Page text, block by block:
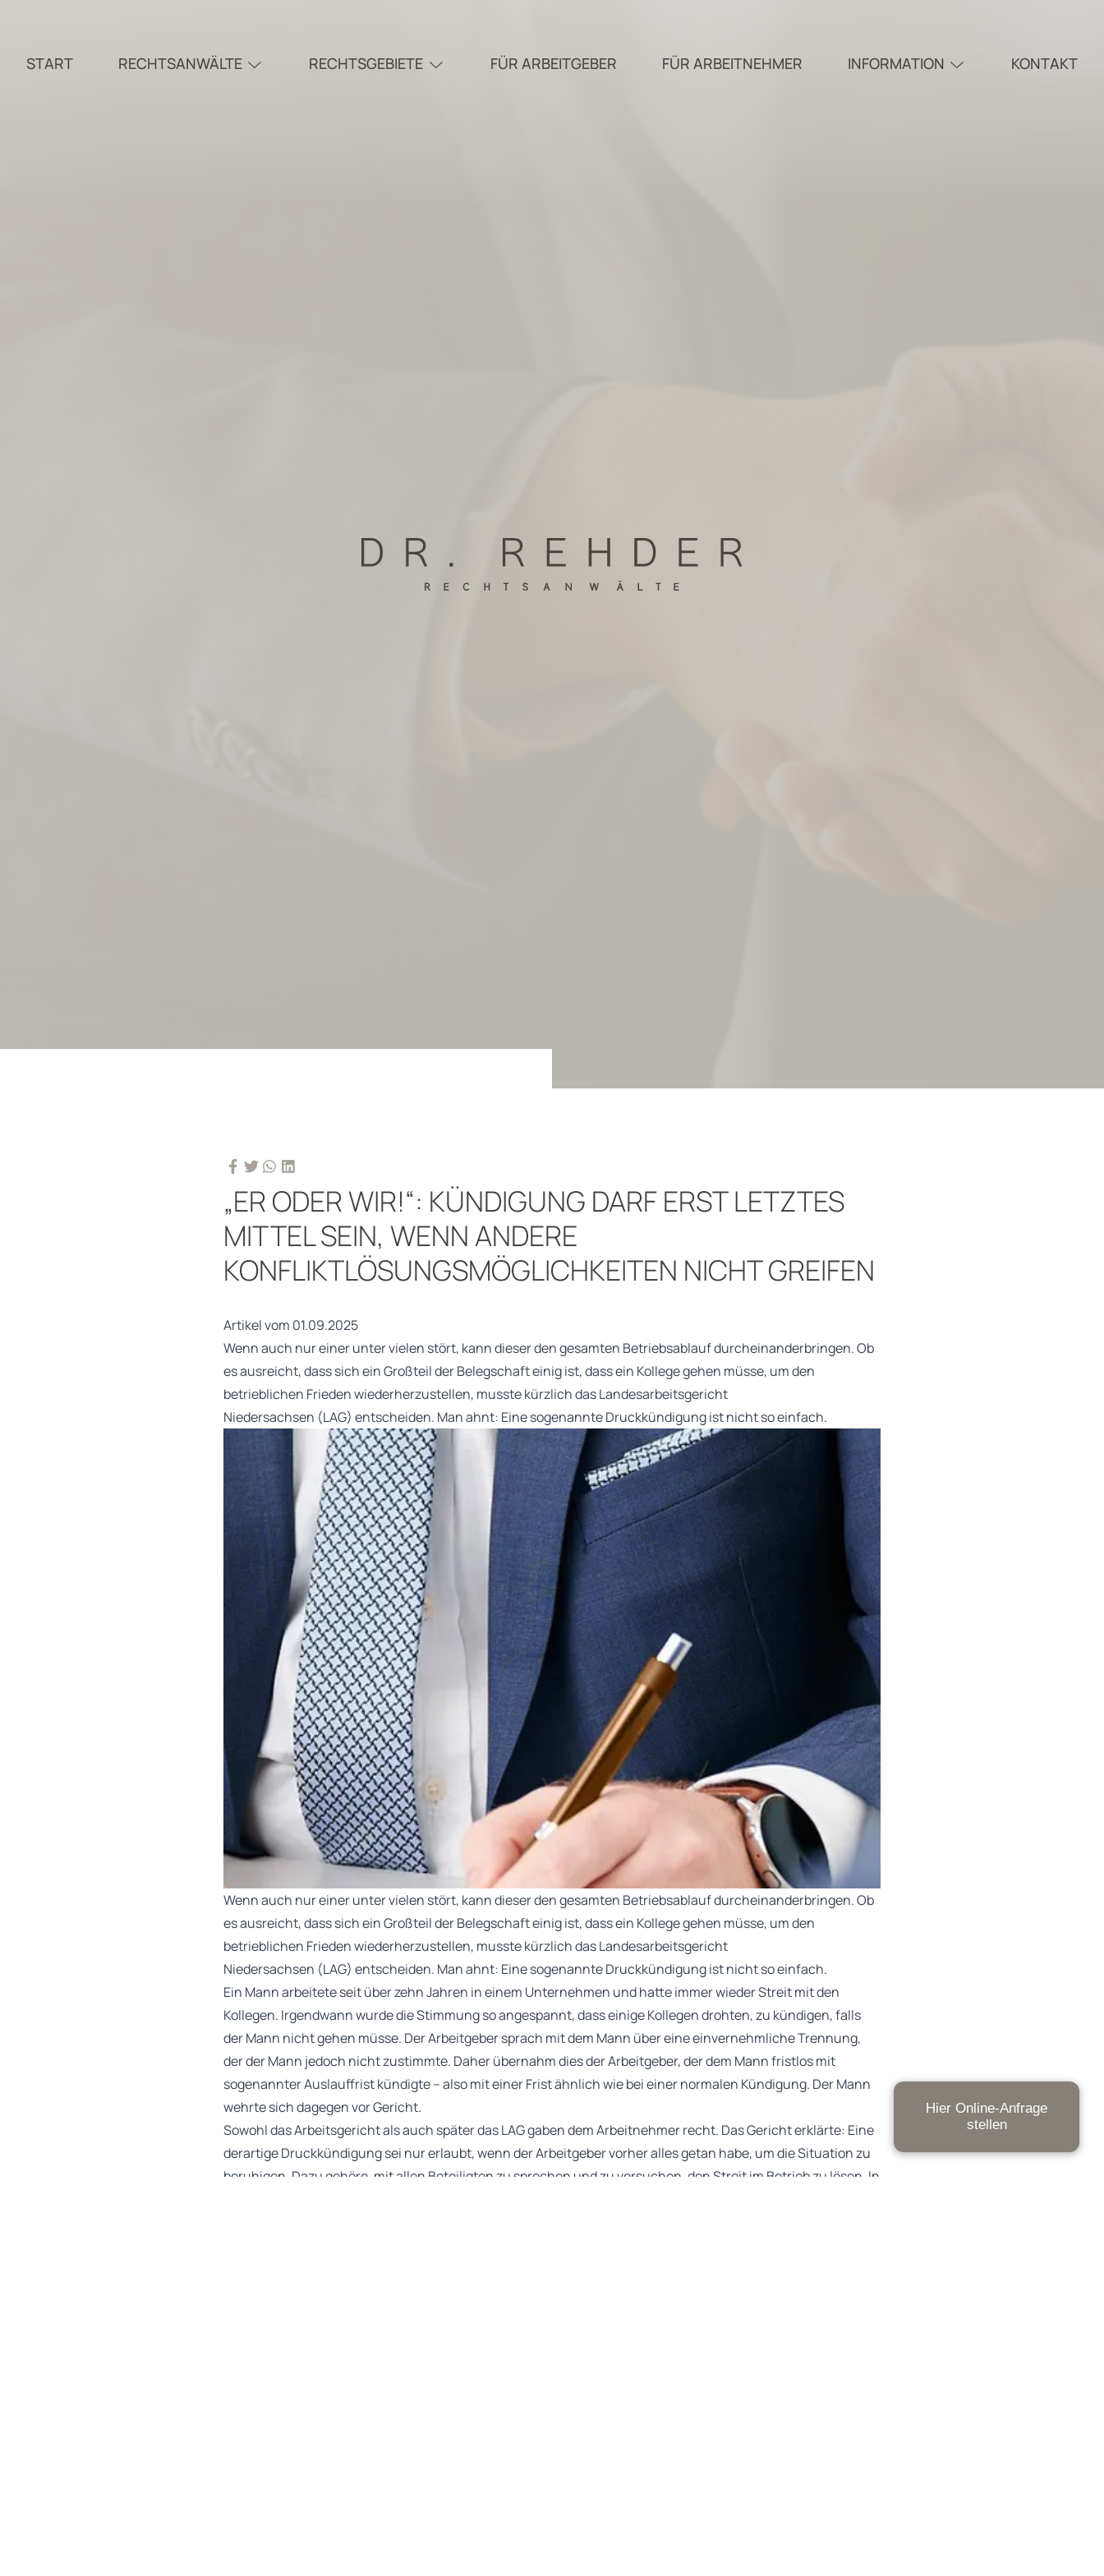
START RECHTSANWÄLTE RECHTSGEBIETE FÜR ARBEITGEBER FÜR ARBEITNEHMER INFORMATION KONTAKT
„ER ODER WIR!“: KÜNDIGUNG DARF ERST LETZTES
MITTEL SEIN, WENN ANDERE
KONFLIKTLÖSUNGSMÖGLICHKEITEN NICHT GREIFEN
Artikel vom 01.09.2025
Wenn auch nur einer unter vielen stört, kann dieser den gesamten Betriebsablauf durcheinanderbringen. Ob
es ausreicht, dass sich ein Großteil der Belegschaft einig ist, dass ein Kollege gehen müsse, um den
betrieblichen Frieden wiederherzustellen, musste kürzlich das Landesarbeitsgericht
Niedersachsen (LAG) entscheiden. Man ahnt: Eine sogenannte Druckkündigung ist nicht so einfach.
Wenn auch nur einer unter vielen stört, kann dieser den gesamten Betriebsablauf durcheinanderbringen. Ob
es ausreicht, dass sich ein Großteil der Belegschaft einig ist, dass ein Kollege gehen müsse, um den
betrieblichen Frieden wiederherzustellen, musste kürzlich das Landesarbeitsgericht
Niedersachsen (LAG) entscheiden. Man ahnt: Eine sogenannte Druckkündigung ist nicht so einfach.
Ein Mann arbeitete seit über zehn Jahren in einem Unternehmen und hatte immer wieder Streit mit den
Kollegen. Irgendwann wurde die Stimmung so angespannt, dass einige Kollegen drohten, zu kündigen, falls
der Mann nicht gehen müsse. Der Arbeitgeber sprach mit dem Mann über eine einvernehmliche Trennung,
der der Mann jedoch nicht zustimmte. Daher übernahm dies der Arbeitgeber, der dem Mann fristlos mit
sogenannter Auslauffrist kündigte – also mit einer Frist ähnlich wie bei einer normalen Kündigung. Der Mann
wehrte sich dagegen vor Gericht.
Sowohl das Arbeitsgericht als auch später das LAG gaben dem Arbeitnehmer recht. Das Gericht erklärte: Eine
derartige Druckkündigung sei nur erlaubt, wenn der Arbeitgeber vorher alles getan habe, um die Situation zu
beruhigen. Dazu gehöre, mit allen Beteiligten zu sprechen und zu versuchen, den Streit im Betrieb zu lösen. In
Hier Online-Anfrage
stellen